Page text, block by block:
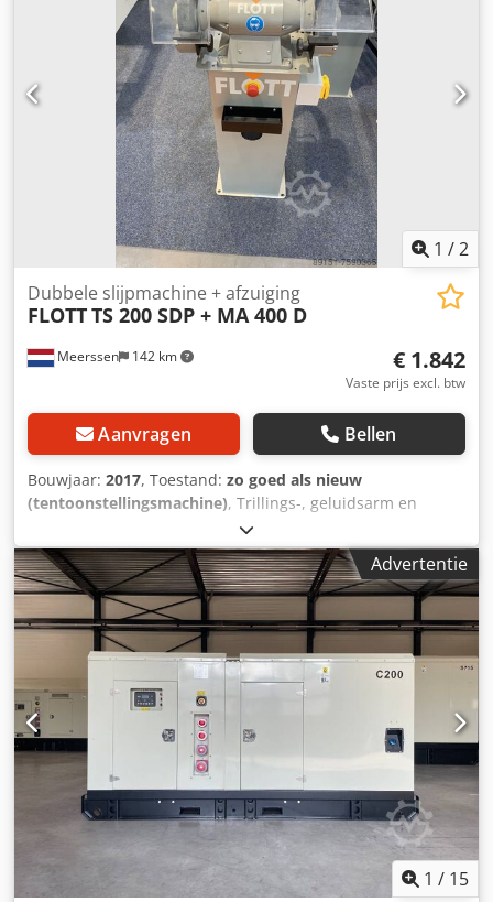
1 /2
Meerssen 142 km
Dubbele slijpmachine + afzuiging
FLOTTTS 200 SDP + MA 400 D
€ 1.842
Vaste prijs excl. btw
Aanvragen Bellen
Bouwjaar: 2017, Toestand: zo goed als nieuw
(tentoonstellingsmachine), Trillings-, geluidsarm en
onderhoudsvrije motor Rondom gesloten beschermkappen
Stabiele verstelbare werkstukaanslag Hoog
veiligheidsgemak door verstelbare gelaatbeschermkap
(L+R) Geschikt voor slijpen en ontbramen van allerlei
soorten gereedschappen, metalen profielen, etc.
Motorbeveiligingsschakelaar en nulspanningsbeveiliging
Dedjiiyr Sspfx Ac Heck Aansluitkabel met Schucko-stekker
(SW modellen) Aansluitkabel met CEE-stekker 16A (SD P
modellen) Met 2 slijpstenen (1x grof, 1x fijn)
Machineonderstel met nood-uit knop, rem en afzuiging
Advertentie
1 / 15